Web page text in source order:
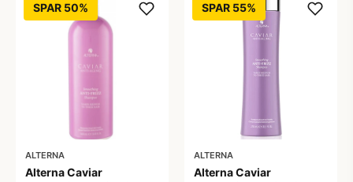
SPAR 50%
ALTERNA
Alterna Caviar
SPAR 55%
ALTERNA
Alterna Caviar